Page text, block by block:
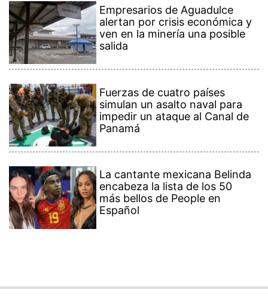
Empresarios de Aguadulce
alertan por crisis económica y
ven en la minería una posible
salida
Fuerzas de cuatro países
simulan un asalto naval para
impedir un ataque al Canal de
Panamá
La cantante mexicana Belinda
encabeza la lista de los 50
más bellos de People en
Español